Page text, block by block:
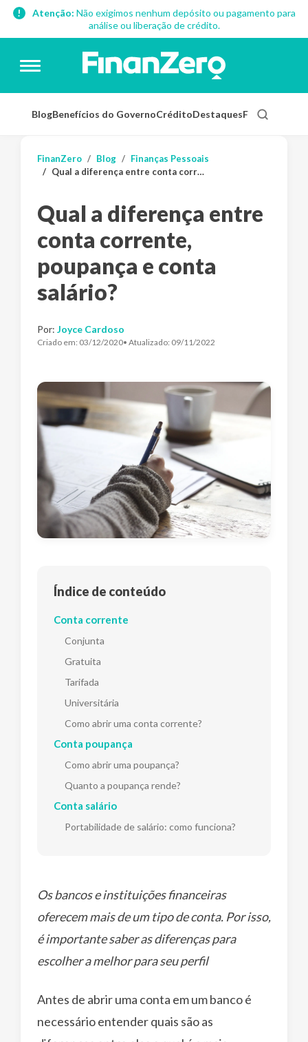
Atenção: Não exigimos nenhum depósito ou pagamento para
análise ou liberação de crédito.
BlogBenefícios do GovernoCréditoDestaquesFinanças
FinanZero Blog
Finanças Pessoais
Qual a diferença entre conta corrente, poupança e conta salário?
Qual a diferença entre
conta corrente,
poupança e conta
salário?
Por: Joyce Cardoso
Criado em: 03/12/2020• Atualizado: 09/11/2022
Índice de conteúdo
Conta corrente
Conjunta
Gratuita
Tarifada
Universitária
Como abrir uma conta corrente?
Conta poupança
Como abrir uma poupança?
Quanto a poupança rende?
Conta salário
Portabilidade de salário: como funciona?
Os bancos e instituições financeiras
oferecem mais de um tipo de conta. Por isso,
é importante saber as diferenças para
escolher a melhor para seu perfil
Antes de abrir uma conta em um banco é
necessário entender quais são as